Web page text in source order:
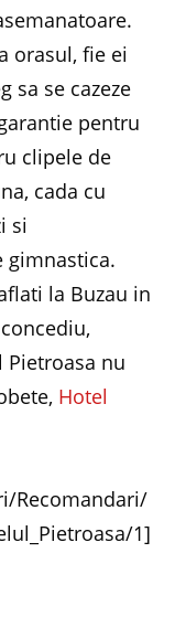
orasul, fie ei
sa se cazeze
pentru
clipele de
cada cu
si
gimnastica.
la Buzau in
Pietroasa nu
Hotel
Recomandari/
1]